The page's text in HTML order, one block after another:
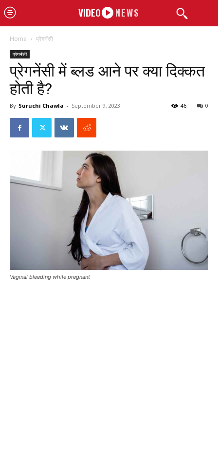
VIDEO NEWS
Home प्रेगनेंसी
प्रेगनेंसी
प्रेगनेंसी में ब्लड आने पर क्या दिक्कत
होती है?
By Suruchi Chawla - September 9, 2023 0
46
Vaginal bleeding while pregnant